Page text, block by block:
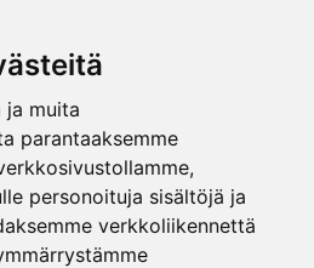
ja muita
parantaaksemme
personoituja sisältöjä ja
verkkoliikennettä